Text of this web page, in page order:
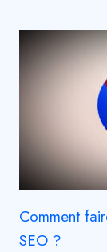
Comment
SEO ?